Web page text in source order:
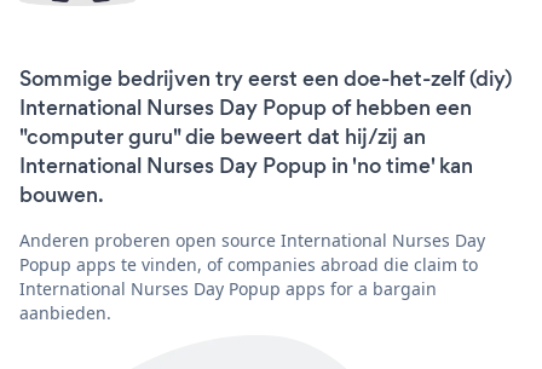
Sommige bedrijven try eerst een doe-het-zelf (diy)
International Nurses Day Popup of hebben een
"computer guru" die beweert dat hij/zij an
International Nurses Day Popup in 'no time' kan
bouwen.
Anderen proberen open source International Nurses Day
Popup apps te vinden, of companies abroad die claim to
International Nurses Day Popup apps for a bargain
aanbieden.